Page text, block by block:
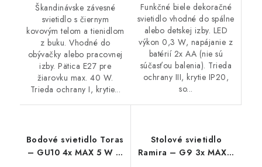
Škandinávske závesné
svietidlo s čiernym
kovovým telom a tienidlom
z buku. Vhodné do
obývačky alebo pracovnej
izby. Pätica E27 pre
žiarovku max. 40 W.
Trieda ochrany I, krytie...
Funkčné biele dekoračné
svietidlo vhodné do spálne
alebo detskej izby. LED
výkon 0,3 W, napájanie z
batérií 2x AA (nie sú
súčasťou balenia). Trieda
ochrany III, krytie IP20,
so...
Bodové svietidlo Toras
– GU10 4x MAX 5 W –
Stolové svietidlo
Ramira – G9 3x MAX 5